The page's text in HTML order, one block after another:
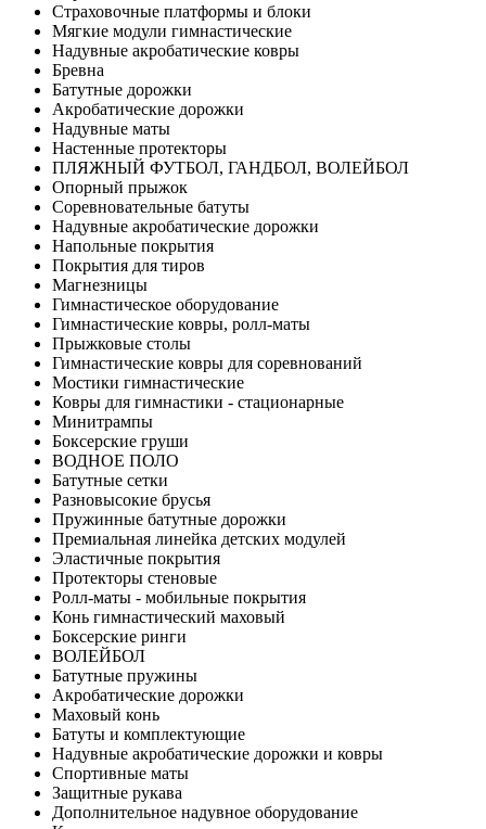
Страховочные платформы и блоки
Мягкие модули гимнастические
Надувные акробатические ковры
Бревна
Батутные дорожки
Акробатические дорожки
Надувные маты
Настенные протекторы
ПЛЯЖНЫЙ ФУТБОЛ, ГАНДБОЛ, ВОЛЕЙБОЛ
Опорный прыжок
Соревновательные батуты
Надувные акробатические дорожки
Напольные покрытия
Покрытия для тиров
Магнезницы
Гимнастическое оборудование
Гимнастические ковры, ролл-маты
Прыжковые столы
Гимнастические ковры для соревнований
Мостики гимнастические
Ковры для гимнастики - стационарные
Минитрампы
Боксерские груши
ВОДНОЕ ПОЛО
Батутные сетки
Разновысокие брусья
Пружинные батутные дорожки
Премиальная линейка детских модулей
Эластичные покрытия
Протекторы стеновые
Ролл-маты - мобильные покрытия
Конь гимнастический маховый
Боксерские ринги
ВОЛЕЙБОЛ
Батутные пружины
Акробатические дорожки
Маховый конь
Батуты и комплектующие
Надувные акробатические дорожки и ковры
Спортивные маты
Защитные рукава
Дополнительное надувное оборудование